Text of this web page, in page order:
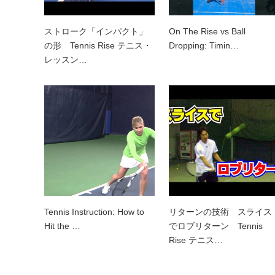
ストローク「インパクト」
の形 Tennis Rise テニス・
レッスン…
On The Rise vs Ball
Dropping: Timin…
Tennis Instruction: How to
Hit the …
リターンの技術 スライス
でロブリターン Tennis
Rise テニス…